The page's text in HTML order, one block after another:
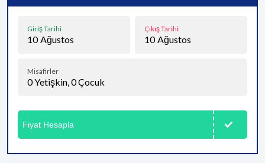
Giriş Tarihi
10 Ağustos
Çıkış Tarihi
10 Ağustos
Misafirler
0Yetişkin,0Çocuk
Fiyat Hesapla